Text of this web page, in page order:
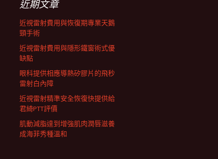
近期文章
近視雷射費用與恢復期專業天鵝
頸手術
近視雷射費用與隱形鐵窗術式優
缺點
眼科提供相應導熱矽膠片的飛秒
雷射白內障
近視雷射精準安全恢復快提供給
君綺PTT評價
肌動減脂達到增強肌肉潤唇滋養
成海菲秀種溫和